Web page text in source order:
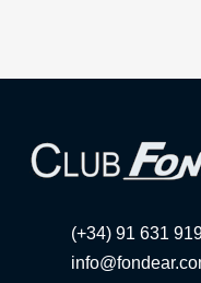
(+34) 91 631